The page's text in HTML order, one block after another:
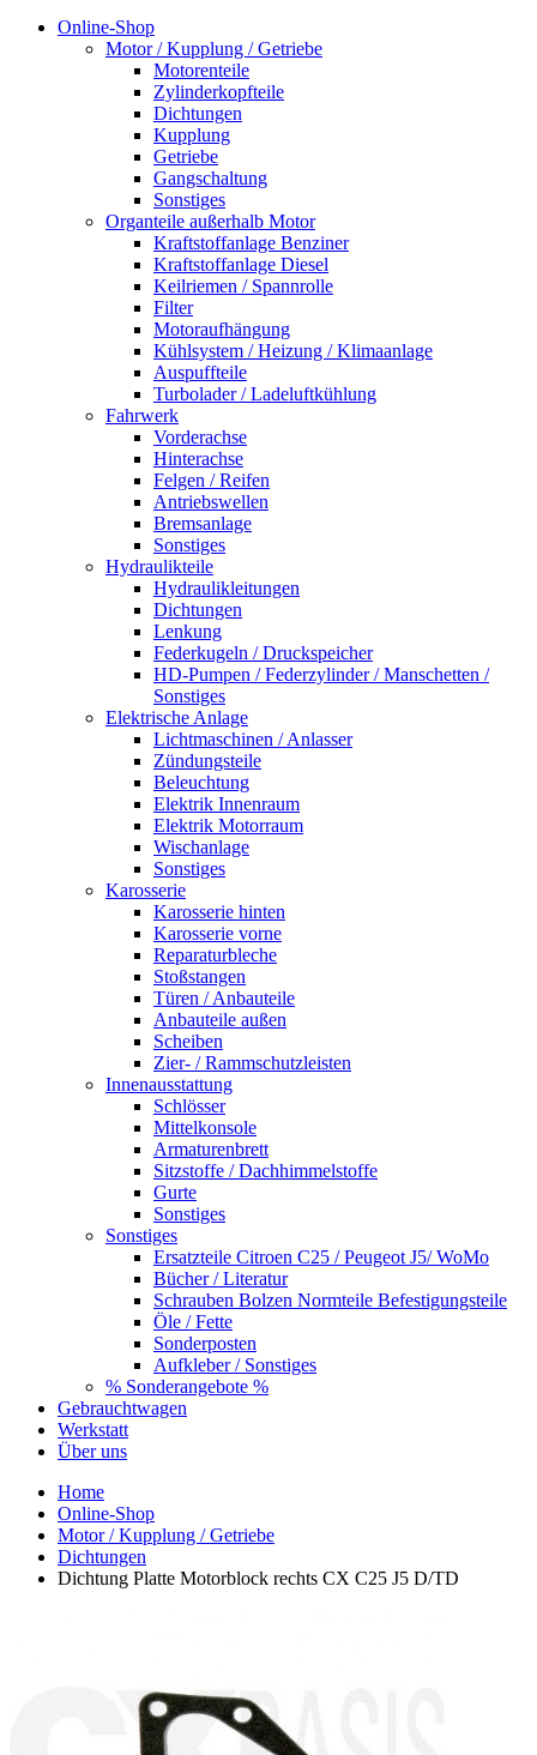
Online-Shop
Motor / Kupplung / Getriebe
Motorenteile
Zylinderkopfteile
Dichtungen
Kupplung
Getriebe
Gangschaltung
Sonstiges
Organteile außerhalb Motor
Kraftstoffanlage Benziner
Kraftstoffanlage Diesel
Keilriemen / Spannrolle
Filter
Motoraufhängung
Kühlsystem / Heizung / Klimaanlage
Auspuffteile
Turbolader / Ladeluftkühlung
Fahrwerk
Vorderachse
Hinterachse
Felgen / Reifen
Antriebswellen
Bremsanlage
Sonstiges
Hydraulikteile
Hydraulikleitungen
Dichtungen
Lenkung
Federkugeln / Druckspeicher
HD-Pumpen / Federzylinder / Manschetten /
Sonstiges
Elektrische Anlage
Lichtmaschinen / Anlasser
Zündungsteile
Beleuchtung
Elektrik Innenraum
Elektrik Motorraum
Wischanlage
Sonstiges
Karosserie
Karosserie hinten
Karosserie vorne
Reparaturbleche
Stoßstangen
Türen / Anbauteile
Anbauteile außen
Scheiben
Zier- / Rammschutzleisten
Innenausstattung
Schlösser
Mittelkonsole
Armaturenbrett
Sitzstoffe / Dachhimmelstoffe
Gurte
Sonstiges
Sonstiges
Ersatzteile Citroen C25 / Peugeot J5/ WoMo
Bücher / Literatur
Schrauben Bolzen Normteile Befestigungsteile
Öle / Fette
Sonderposten
Aufkleber / Sonstiges
% Sonderangebote %
Gebrauchtwagen
Werkstatt
Über uns
Home
Online-Shop
Motor / Kupplung / Getriebe
Dichtungen
Dichtung Platte Motorblock rechts CX C25 J5 D/TD